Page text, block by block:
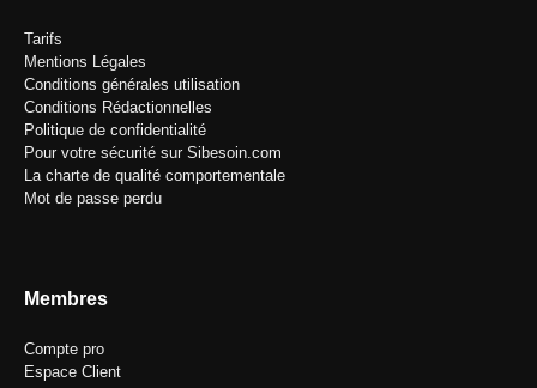
Tarifs
Mentions Légales
Conditions générales utilisation
Conditions Rédactionnelles
Politique de confidentialité
Pour votre sécurité sur Sibesoin.com
La charte de qualité comportementale
Mot de passe perdu
Membres
Compte pro
Espace Client